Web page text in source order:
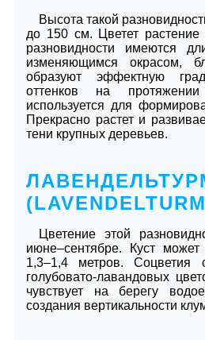
Высота такой
до 150 см. Цветет
разновидности имеются
изменяющимся окрасом,
образуют эффектную
оттенков на
используется для
Прекрасно растет и
тени крупных деревьев.
Цветение этой
июне–сентябре. Куст может
1,3–1,4 метров. Соцветия
голубовато-лавандовых
чувствует на берегу
создания вертикальности